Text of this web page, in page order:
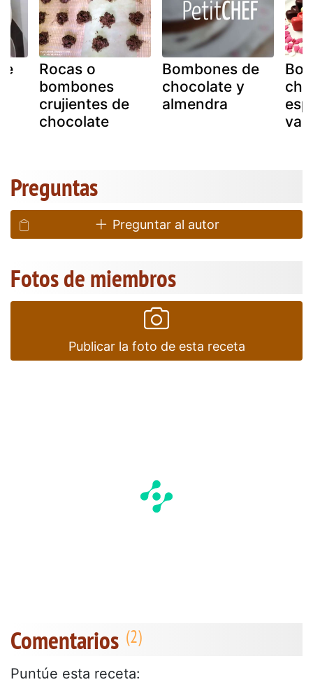
Rocas o
bombones
crujientes de
chocolate
Bombones de
chocolate y
almendra
Preguntas
Preguntar al autor
Fotos de miembros
Publicar la foto de esta receta
Comentarios
Puntúe esta receta: